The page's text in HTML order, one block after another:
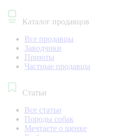
Каталог продавцов
Все продавцы
Заводчики
Приюты
Частные продавцы
Статьи
Все статьи
Породы собак
Мечтаете о щенке